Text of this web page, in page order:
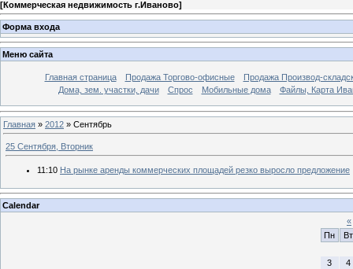
[Коммерческая недвижимость г.Иваново]
Форма входа
Меню сайта
Главная страница Продажа Торгово-офисные
Продажа Производ-
Дома, зем. участки, дачи
Спрос Мобильные дома Файлы, Карта
Главная » 2012 » Сентябрь
25 Сентября, Вторник
11:10 На рынке аренды коммерческих площадей резко выросло предложение
Calendar
«
Пн
Вт
3
4